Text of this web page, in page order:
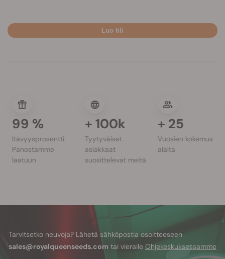
Luo tili
99 %
Itävyysprosentti.
Panostamme
laatuun
+ 100k
Tyytyväiset
asiakkaat
suosittelevat meitä
+ 25
Vuosien kokemus
alalta
Tarvitsetko neuvoja? Lähetä sähköpostia osoitteeseen
sales@royalqueenseeds.com tai vieraile Ohjekeskuksessamme